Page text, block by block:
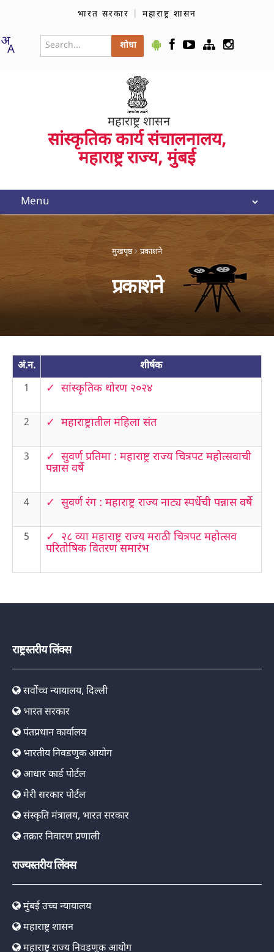
भारत सरकार महाराष्ट्र शासन
महाराष्ट्र शासन
सांस्कृतिक कार्य संचालनालय,
महाराष्ट्र राज्य, मुंबई
मुखपृष्ठ प्रकाशने
प्रकाशने
अं.न.
शीर्षक
1
✓ सांस्कृतिक धोरण २०२४
2 ✓ महाराष्ट्रातील महिला संत
3
✓ सुवर्ण प्रतिमा : महाराष्ट्र राज्य चित्रपट महोत्सवाची
पन्नास वर्षे
4 ✓ सुवर्ण रंग : महाराष्ट्र राज्य नाट्य स्पर्धेची पन्नास वर्षे
5
✓ २८ व्या महाराष्ट्र राज्य मराठी चित्रपट महोत्सव
परितोषिक वितरण समारंभ
राष्ट्रस्तरीय लिंक्स
सर्वोच्च न्यायालय, दिल्ली
भारत सरकार
पंतप्रधान कार्यालय
भारतीय निवडणुक आयोग
आधार कार्ड पोर्टल
मेरी सरकार पोर्टल
संस्कृति मंत्रालय, भारत सरकार
तक्रार निवारण प्रणाली
राज्यस्तरीय लिंक्स
मुंबई उच्च न्यायालय
महाराष्ट्र शासन
महाराष्ट्र राज्य निवडणूक आयोग